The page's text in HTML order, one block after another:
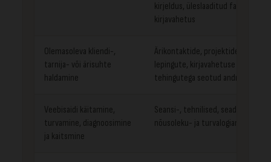
kirjeldus, üleslaaditud failid ja
kirjavahetus
Olemasoleva kliendi-,
tarnija- või ärisuhte
haldamine
Ärikontaktide, projektide,
lepingute, kirjavahetuse ja
tehingutega seotud andmed
Veebisaidi käitamine,
turvamine, diagnoosimine
ja kaitsmine
Seansi-, tehnilised, seadme-,
nõusoleku- ja turvalogiandmed